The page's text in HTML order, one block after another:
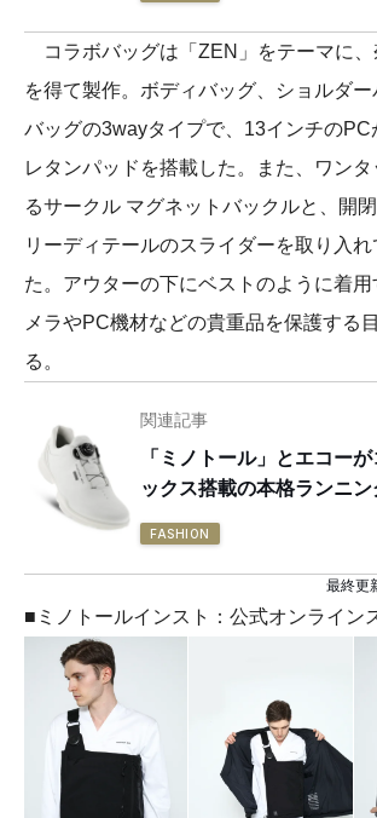
コラボバッグは「ZEN」をテーマに、
を得て製作。ボディバッグ、ショルダ
バッグの3wayタイプで、13インチのPC
レタンパッドを搭載した。また、ワンタ
るサークル マグネットバックルと、開
リーディテールのスライダーを取り入
た。アウターの下にベストのように着
メラやPC機材などの貴重品を保護する
る。
関連記事
「ミノトール」とエコー
ックス搭載の本格ランニ
FASHION
最終更
■ミノトールインスト：公式オンライン